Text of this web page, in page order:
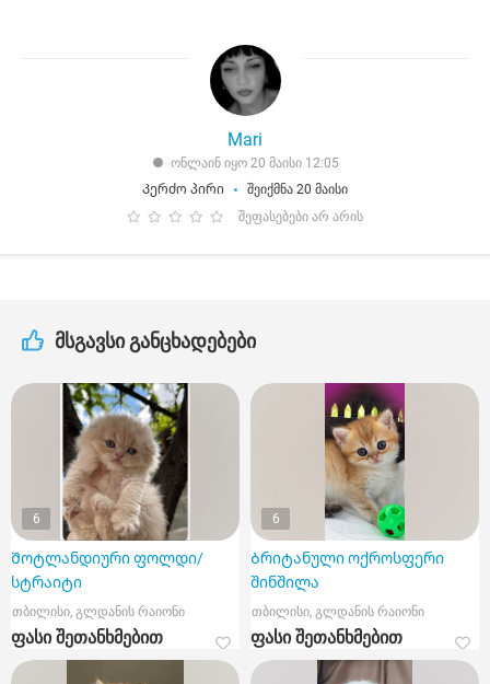
Mari
ონლაინ იყო 20 მაისი 12:05
Კერძო პირი
შეიქმნა 20 მაისი
შეფასებები არ არის
მსგავსი განცხადებები
6
Შოტლანდიური ფოლდი/
სტრაიტი
თბილისი, გლდანის რაიონი
ფასი შეთანხმებით
6
Ბრიტანული ოქროსფერი
შინშილა
თბილისი, გლდანის რაიონი
ფასი შეთანხმებით